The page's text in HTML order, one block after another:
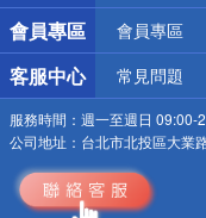
會員專區 會員專區
客服中心 常見問題
服務時間： 週一至週日 09:00-
公司地址： 台北市北投區大業